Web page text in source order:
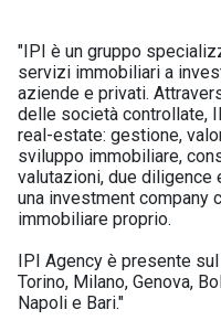
"IPI è un gruppo
servizi immobiliari a
aziende e privati.
delle società controllate,
real-estate: gestione,
sviluppo immobiliare,
valutazioni, due diligence
una investment company
immobiliare proprio.
IPI Agency è presente
Torino, Milano, Genova,
Napoli e Bari."